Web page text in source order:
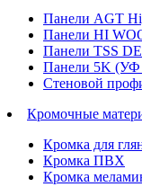
Панели AGT
Панели HI
Панели TSS
Панели 5K (УФ
Стеновой
Кромочные
Кромка для
Кромка ПВХ
Кромка